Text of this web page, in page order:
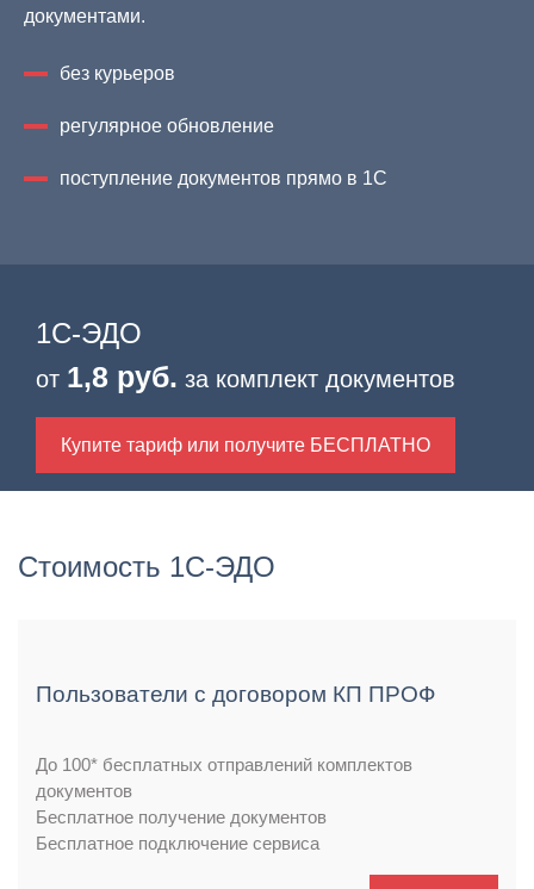
документами.
без курьеров
регулярное обновление
поступление документов прямо в 1С
1С-ЭДО
от 1,8 руб. за комплект документов
Купите тариф или получите БЕСПЛАТНО
Стоимость 1С-ЭДО
Пользователи с договором КП ПРОФ
До 100* бесплатных отправлений комплектов
документов
Бесплатное получение документов
Бесплатное подключение сервиса